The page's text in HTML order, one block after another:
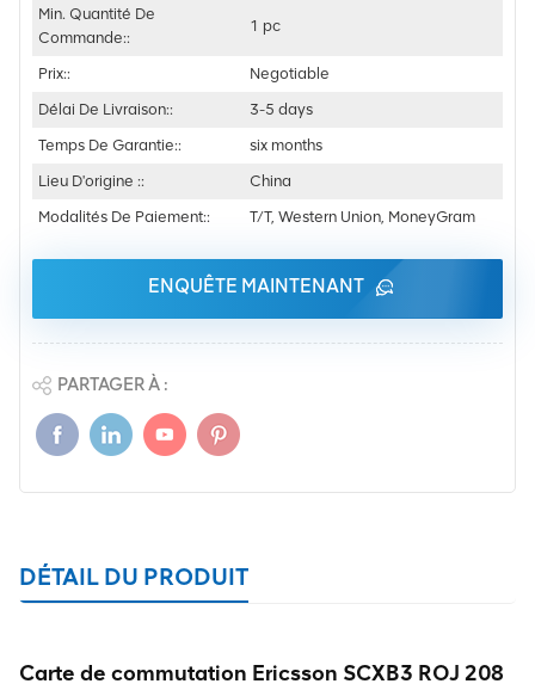
Min. Quantité De
Commande::
1 pc
Prix::
Negotiable
Délai De Livraison::
3-5 days
Temps De Garantie::
six months
Lieu D'origine ::
China
Modalités De Paiement::
T/T, Western Union, MoneyGram
ENQUÊTE MAINTENANT
PARTAGER À :
DÉTAIL DU PRODUIT
Carte de commutation Ericsson SCXB3 ROJ 208